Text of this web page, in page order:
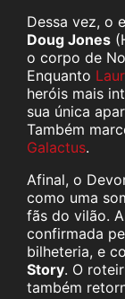
Dessa vez, o
Doug Jones
o corpo de
Enquanto
heróis mais
sua única
Também
Galactus.
Afinal, o
como uma
fãs do vilão.
confirmada
bilheteria, e
Story. O
também